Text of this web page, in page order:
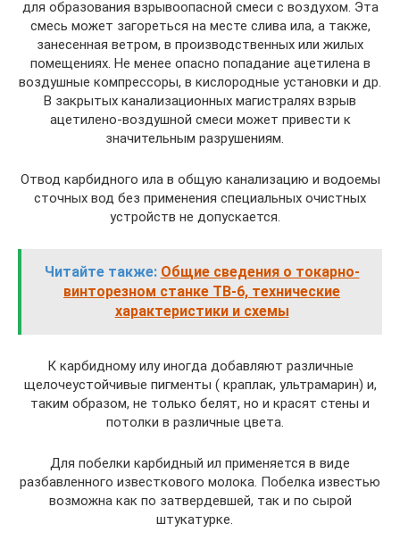
для образования взрывоопасной смеси с воздухом. Эта
смесь может загореться на месте слива ила, а также,
занесенная ветром, в производственных или жилых
помещениях. Не менее опасно попадание ацетилена в
воздушные компрессоры, в кислородные установки и др.
В закрытых канализационных магистралях взрыв
ацетилено-воздушной смеси может привести к
значительным разрушениям.
Отвод карбидного ила в общую канализацию и водоемы
сточных вод без применения специальных очистных
устройств не допускается.
Читайте также: Общие сведения о токарно-
винторезном станке ТВ-6, технические
характеристики и схемы
К карбидному илу иногда добавляют различные
щелочеустойчивые пигменты ( краплак, ультрамарин) и,
таким образом, не только белят, но и красят стены и
потолки в различные цвета.
Для побелки карбидный ил применяется в виде
разбавленного известкового молока. Побелка известью
возможна как по затвердевшей, так и по сырой
штукатурке.